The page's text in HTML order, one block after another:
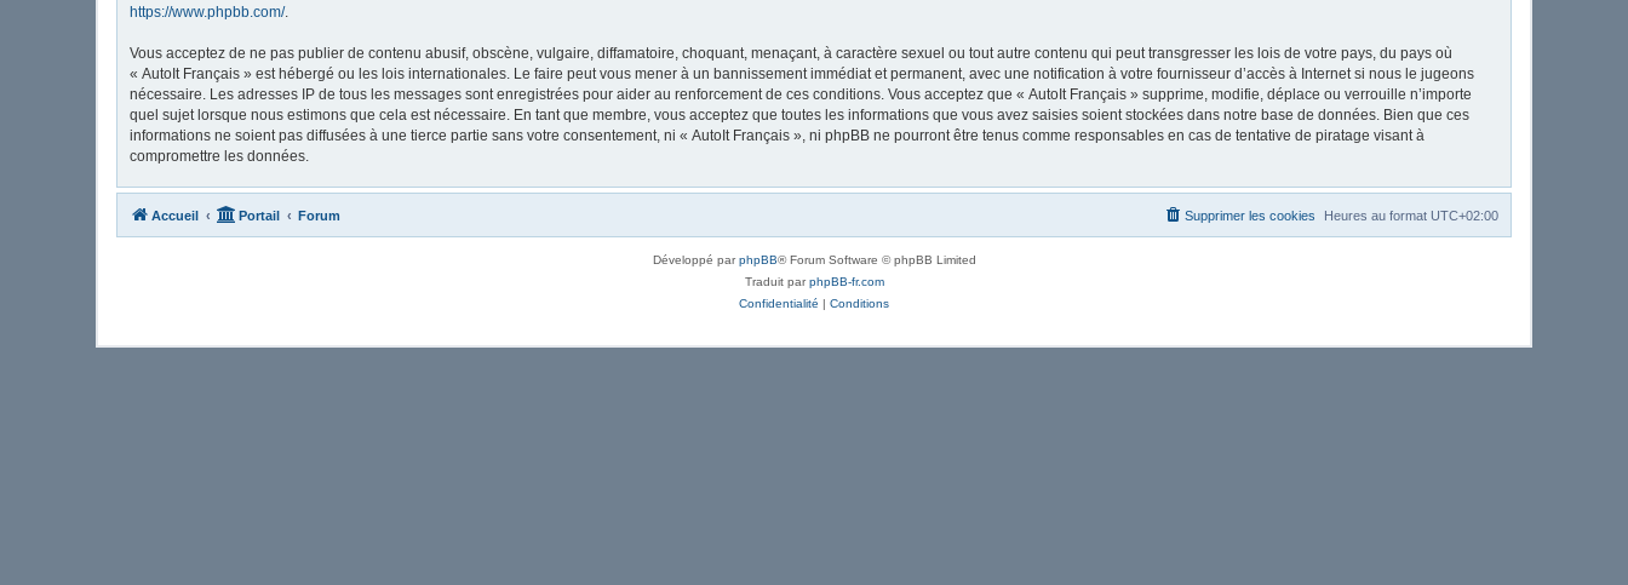
https://www.phpbb.com/.
Vous acceptez de ne pas publier de contenu abusif, obscène, vulgaire, diffamatoire, choquant, menaçant, à caractère sexuel ou tout autre contenu qui peut transgresser les lois de votre pays, du pays où
« AutoIt Français » est hébergé ou les lois internationales. Le faire peut vous mener à un bannissement immédiat et permanent, avec une notification à votre fournisseur d’accès à Internet si nous le jugeons
nécessaire. Les adresses IP de tous les messages sont enregistrées pour aider au renforcement de ces conditions. Vous acceptez que « AutoIt Français » supprime, modifie, déplace ou verrouille n’importe
quel sujet lorsque nous estimons que cela est nécessaire. En tant que membre, vous acceptez que toutes les informations que vous avez saisies soient stockées dans notre base de données. Bien que ces
informations ne soient pas diffusées à une tierce partie sans votre consentement, ni « AutoIt Français », ni phpBB ne pourront être tenus comme responsables en cas de tentative de piratage visant à
compromettre les données.
Accueil Portail Forum Heures au format UTC+02:00
Supprimer les cookies
Développé parphpBB® Forum Software © phpBB Limited
Traduit parphpBB-fr.com
Confidentialité | Conditions